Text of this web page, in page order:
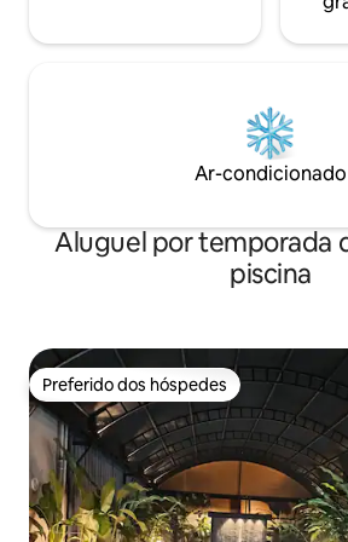
Ar-condicionado
Aluguel por temporada
piscina
Preferido dos hóspedes
Preferido dos hóspedes